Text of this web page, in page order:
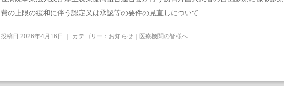
費の上限の緩和に伴う認定又は承認等の要件の見直しについて
投稿日 2026年4月16日 ｜ カテゴリー： お知らせ｜医療機関の皆様へ.